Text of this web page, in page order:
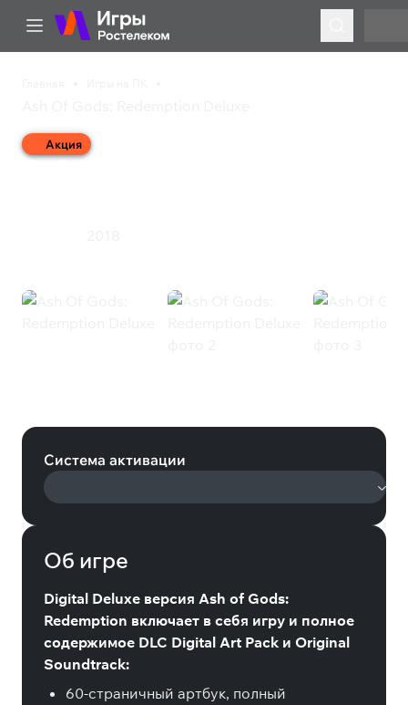
Акция
Ash Of Gods:
Система активации
Об игре
Digital Deluxe версия Ash of Gods:
Redemption включает в себя игру и полное
содержимое DLC Digital Art Pack и Original
Soundtrack:
60-страничный артбук, полный